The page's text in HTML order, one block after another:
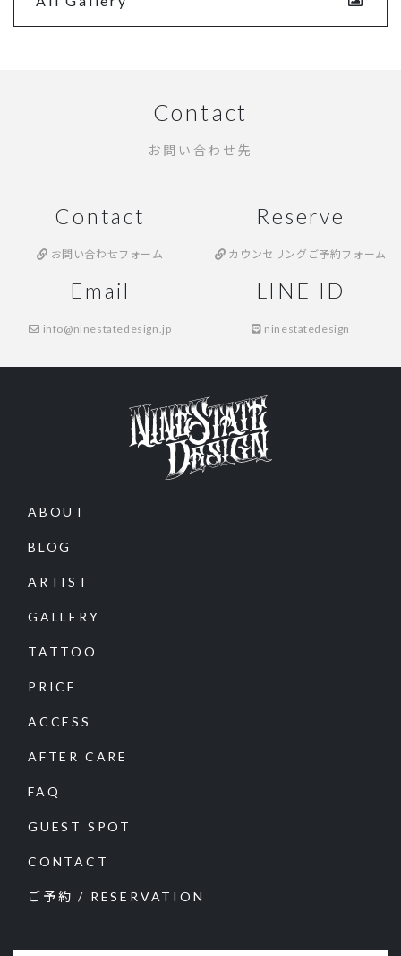
Contact
お問い合わせ先
Contact
お問い合わせフォーム
Reserve
カウンセリングご予約フォーム
Email
info@ninestatedesign.jp
LINE ID
ninestatedesign
ABOUT
BLOG
ARTIST
GALLERY
TATTOO
PRICE
ACCESS
AFTER CARE
FAQ
GUEST SPOT
CONTACT
ご予約 / RESERVATION